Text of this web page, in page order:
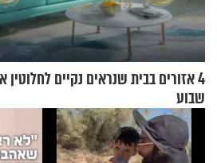
4 אזורים בבית שנראים נקיים
שבוע